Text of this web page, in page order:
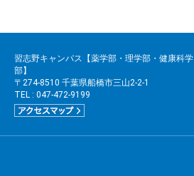
習志野キャンパス【薬学部・理学部・健康科学
部】
〒274-8510 千葉県船橋市三山2-2-1
TEL : 047-472-9199